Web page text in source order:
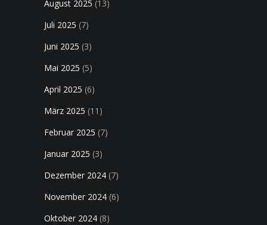
August 2025 (13)
Juli 2025 (7)
Juni 2025 (3)
Mai 2025 (5)
April 2025 (6)
März 2025 (11)
Februar 2025 (7)
Januar 2025 (3)
Dezember 2024 (7)
November 2024 (6)
Oktober 2024 (8)